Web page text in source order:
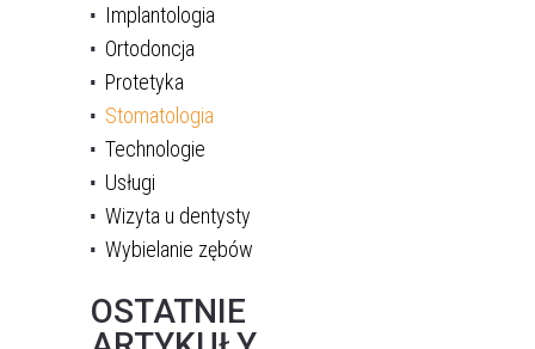
Implantologia
Ortodoncja
Protetyka
Stomatologia
Technologie
Usługi
Wizyta u dentysty
Wybielanie zębów
OSTATNIE